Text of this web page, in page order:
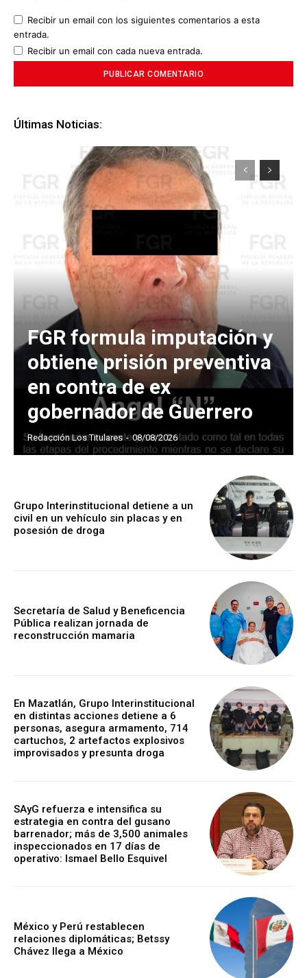
Recibir un email con los siguientes comentarios a esta
entrada.
Recibir un email con cada nueva entrada.
Últimas Noticias:
FGR formula imputación y
obtiene prisión preventiva
en contra de ex
gobernador de Guerrero
Redacción Los Titulares - 08/08/2026
Grupo Interinstitucional detiene a un
civil en un vehículo sin placas y en
posesión de droga
Secretaría de Salud y Beneficencia
Pública realizan jornada de
reconstrucción mamaria
En Mazatlán, Grupo Interinstitucional
en distintas acciones detiene a 6
personas, asegura armamento, 714
cartuchos, 2 artefactos explosivos
improvisados y presunta droga
SAyG refuerza e intensifica su
estrategia en contra del gusano
barrenador; más de 3,500 animales
inspeccionados en 17 días de
operativo: Ismael Bello Esquivel
México y Perú restablecen
relaciones diplomáticas; Betssy
Chávez llega a México